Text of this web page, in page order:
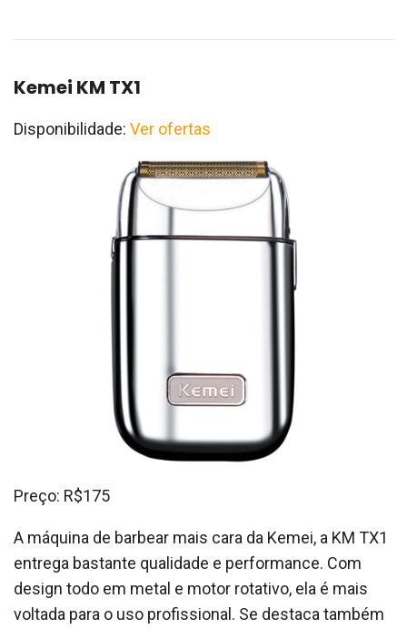
Kemei KM TX1
Disponibilidade: Ver ofertas
Preço: R$175
A máquina de barbear mais cara da Kemei, a KM TX1
entrega bastante qualidade e performance. Com
design todo em metal e motor rotativo, ela é mais
voltada para o uso profissional. Se destaca também